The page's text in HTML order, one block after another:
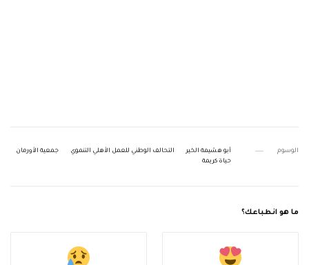
الوسوم أبو هشيمة الخير التحالف الوطني للعمل الأهلي التنموي
جمعية الأورمان
حياة كريمة
ما هو انطباعك؟